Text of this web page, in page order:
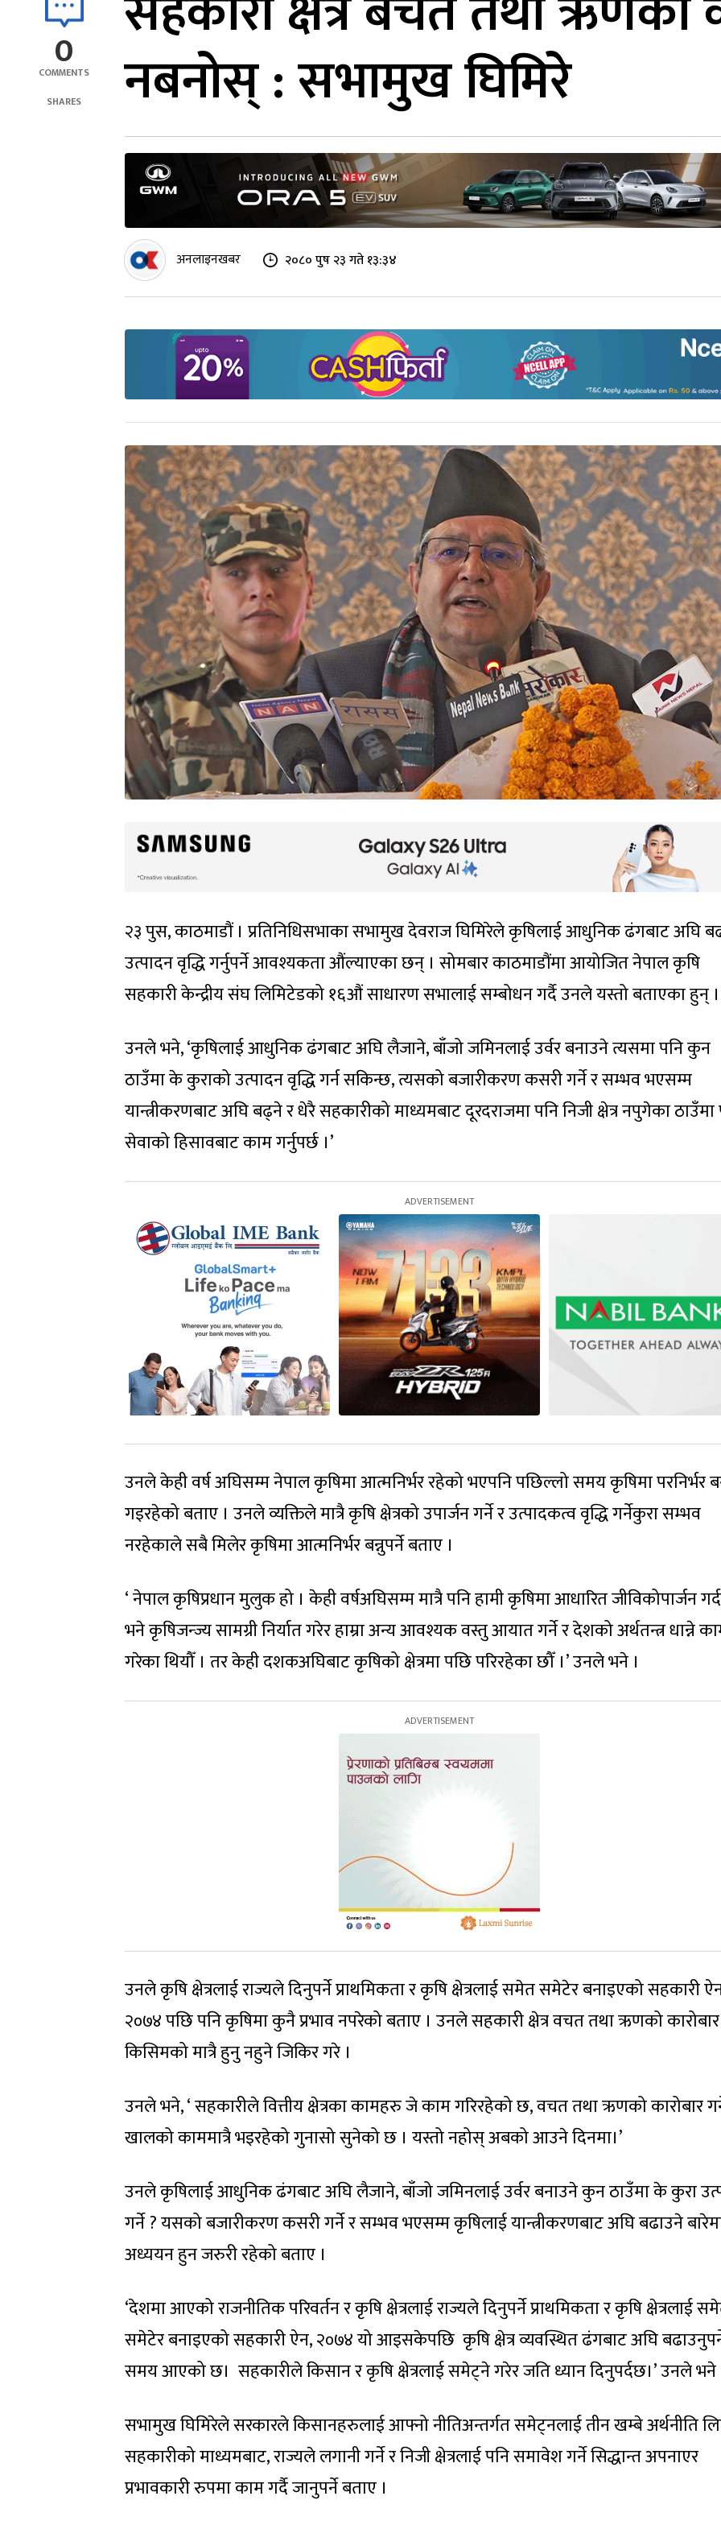
0
COMMENTS
SHARES
नबनोस् : सभामुख घिमिरे
अनलाइनखबर २०८० पुष २३ गते १३:३४
२३ पुस, काठमाडौं । प्रतिनिधिसभाका सभामुख देवराज घिमिरेले कृषिलाई आधुनिक ढंगबाट अघि
उत्पादन वृद्धि गर्नुपर्ने आवश्यकता औंल्याएका छन् । सोमबार काठमाडौंमा आयोजित नेपाल कृषि
सहकारी केन्द्रीय संघ लिमिटेडको १६औं साधारण सभालाई सम्बोधन गर्दै उनले यस्तो बताएका हुन् ।
उनले भने, ‘कृषिलाई आधुनिक ढंगबाट अघि लैजाने, बाँजो जमिनलाई उर्वर बनाउने त्यसमा पनि कुन
ठाउँमा के कुराको उत्पादन वृद्धि गर्न सकिन्छ, त्यसको बजारीकरण कसरी गर्ने र सम्भव भएसम्म
यान्त्रीकरणबाट अघि बढ्ने र धेरै सहकारीको माध्यमबाट दूरदराजमा पनि निजी क्षेत्र नपुगेका ठाउँमा
सेवाको हिसावबाट काम गर्नुपर्छ ।’
उनले केही वर्ष अघिसम्म नेपाल कृषिमा आत्मनिर्भर रहेको भएपनि पछिल्लो समय कृषिमा परनिर्भर
गइरहेको बताए । उनले व्यक्तिले मात्रै कृषि क्षेत्रको उपार्जन गर्ने र उत्पादकत्व वृद्धि गर्नेकुरा सम्भव
नरहेकाले सबै मिलेर कृषिमा आत्मनिर्भर बन्नुपर्ने बताए ।
‘ नेपाल कृषिप्रधान मुलुक हो । केही वर्षअघिसम्म मात्रै पनि हामी कृषिमा आधारित जीविकोपार्जन
भने कृषिजन्ज्य सामग्री निर्यात गरेर हाम्रा अन्य आवश्यक वस्तु आयात गर्ने र देशको अर्थतन्त्र धान्ने
गरेका थियौँ । तर केही दशकअघिबाट कृषिको क्षेत्रमा पछि परिरहेका छौँ ।’ उनले भने ।
उनले कृषि क्षेत्रलाई राज्यले दिनुपर्ने प्राथमिकता र कृषि क्षेत्रलाई समेत समेटेर बनाइएको सहकारी
२०७४ पछि पनि कृषिमा कुनै प्रभाव नपरेको बताए । उनले सहकारी क्षेत्र वचत तथा ऋणको कारोबार
किसिमको मात्रै हुनु नहुने जिकिर गरे ।
उनले भने, ‘ सहकारीले वित्तीय क्षेत्रका कामहरु जे काम गरिरहेको छ, वचत तथा ऋणको कारोबार
खालको काममात्रै भइरहेको गुनासो सुनेको छ । यस्तो नहोस् अबको आउने दिनमा।’
उनले कृषिलाई आधुनिक ढंगबाट अघि लैजाने, बाँजो जमिनलाई उर्वर बनाउने कुन ठाउँमा के कुरा
गर्ने ? यसको बजारीकरण कसरी गर्ने र सम्भव भएसम्म कृषिलाई यान्त्रीकरणबाट अघि बढाउने
अध्ययन हुन जरुरी रहेको बताए ।
‘देशमा आएको राजनीतिक परिवर्तन र कृषि क्षेत्रलाई राज्यले दिनुपर्ने प्राथमिकता र कृषि क्षेत्रलाई
समेटेर बनाइएको सहकारी ऐन, २०७४ यो आइसकेपछि कृषि क्षेत्र व्यवस्थित ढंगबाट अघि
समय आएको छ। सहकारीले किसान र कृषि क्षेत्रलाई समेट्ने गरेर जति ध्यान दिनुपर्दछ।’ उनले भने
सभामुख घिमिरेले सरकारले किसानहरुलाई आफ्नो नीतिअन्तर्गत समेट्नलाई तीन खम्बे अर्थनीति
सहकारीको माध्यमबाट, राज्यले लगानी गर्ने र निजी क्षेत्रलाई पनि समावेश गर्ने सिद्धान्त अपनाएर
प्रभावकारी रुपमा काम गर्दै जानुपर्ने बताए ।